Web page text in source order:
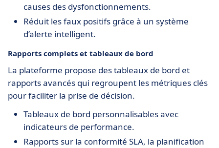
causes des dysfonctionnements.
Réduit les faux positifs grâce à un système
d’alerte intelligent.
Rapports complets et tableaux de bord
La plateforme propose des tableaux de bord et
rapports avancés qui regroupent les métriques clés
pour faciliter la prise de décision.
Tableaux de bord personnalisables avec
indicateurs de performance.
Rapports sur la conformité SLA, la planification